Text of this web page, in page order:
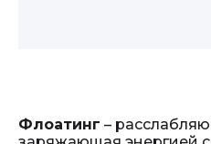
Флоатинг –